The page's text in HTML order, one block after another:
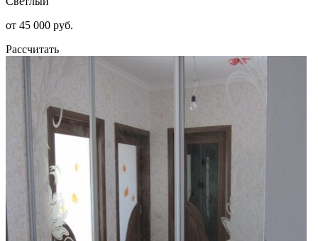
от 45 000 руб.
Рассчитать